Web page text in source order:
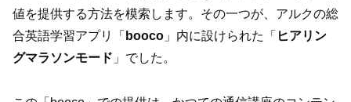
値を提供する方法を模索します。その一つが、アルクの総
合英語学習アプリ「 booco 」内に設けられた「 ヒアリン
グマラソンモード 」でした。